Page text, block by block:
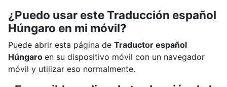
¿Puedo usar este Traducción español
Húngaro en mi móvil?
Puede abrir esta página de Traductor español
Húngaro en su dispositivo móvil con un navegador
móvil y utilizar eso normalmente.